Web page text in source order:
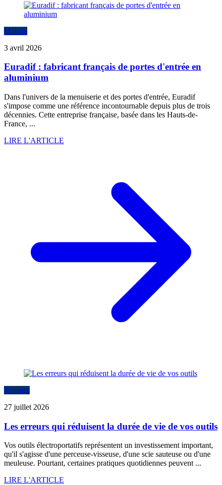
Maison
3 avril 2026
Euradif : fabricant français de portes d'entrée en
aluminium
Dans l'univers de la menuiserie et des portes d'entrée, Euradif
s'impose comme une référence incontournable depuis plus de trois
décennies. Cette entreprise française, basée dans les Hauts-de-
France, ...
LIRE L'ARTICLE
Travaux
27 juillet 2026
Les erreurs qui réduisent la durée de vie de vos outils
Vos outils électroportatifs représentent un investissement important,
qu'il s'agisse d'une perceuse-visseuse, d'une scie sauteuse ou d'une
meuleuse. Pourtant, certaines pratiques quotidiennes peuvent ...
LIRE L'ARTICLE